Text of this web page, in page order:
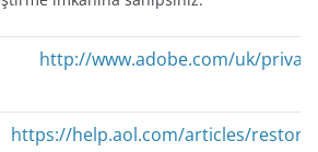
http://www.adobe.com/uk/
https://help.aol.com/articles/